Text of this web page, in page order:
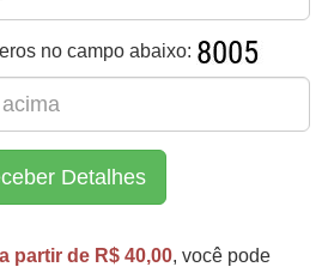
no campo abaixo:
Detalhes
partir de R$ 40,00, você pode